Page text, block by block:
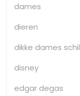
dames
dieren
dikke dames
disney
edgar degas